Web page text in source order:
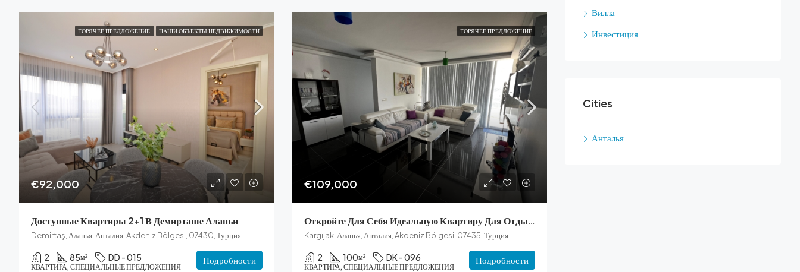
ГОРЯЧЕЕ ПРЕДЛОЖЕНИЕ НАШИ ОБЪЕКТЫ НЕДВИЖИМОСТИ
€92,000
Доступные Квартиры 2+1 В Демирташе Аланьи
Demirtaş, Аланья, Анталия, Akdeniz Bölgesi, 07430, Турция
2 85м² DD - 015
КВАРТИРА, СПЕЦИАЛЬНЫЕ ПРЕДЛОЖЕНИЯ
Подробности
ГОРЯЧЕЕ ПРЕДЛОЖЕНИЕ
€109,000
Откройте Для Себя Идеальную Квартиру Для Отдыха В Каргичака
Kargıjak, Аланья, Анталия, Akdeniz Bölgesi, 07435, Турция
2 100м² DK - 096
КВАРТИРА, СПЕЦИАЛЬНЫЕ ПРЕДЛОЖЕНИЯ
Подробности
Вилла
Инвестиция
Cities
Анталья